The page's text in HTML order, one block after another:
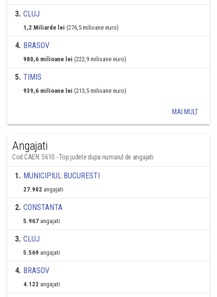
3. CLUJ
1,2 Miliarde lei (276,5 milioane euro)
4. BRASOV
980,6 milioane lei (222,9 milioane euro)
5. TIMIS
939,6 milioane lei (213,5 milioane euro)
MAI MULT
Angajati
Cod CAEN: 5610 - Top judete dupa numarul de angajati
1. MUNICIPIUL BUCURESTI
27.902 angajati
2. CONSTANTA
5.967 angajati
3. CLUJ
5.569 angajati
4. BRASOV
4.122 angajati